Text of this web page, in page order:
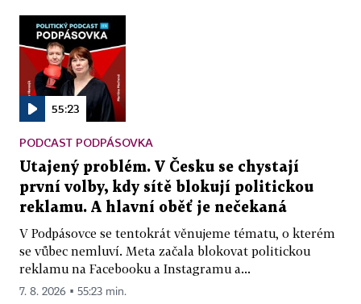
55:23
PODCAST PODPÁSOVKA
Utajený problém. V Česku se chystají
první volby, kdy sítě blokují politickou
reklamu. A hlavní oběť je nečekaná
V Podpásovce se tentokrát věnujeme tématu, o kterém
se vůbec nemluví. Meta začala blokovat politickou
reklamu na Facebooku a Instagramu a...
7. 8. 2026 ▪ 55:23 min.